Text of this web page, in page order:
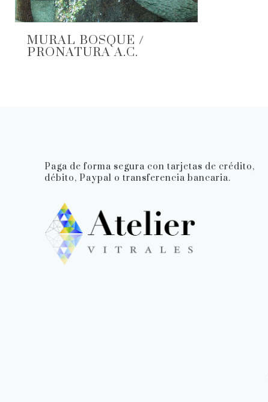
MURAL BOSQUE /
PRONATURA A.C.
Paga de forma segura con tarjetas de crédito,
débito, Paypal o transferencia bancaria.